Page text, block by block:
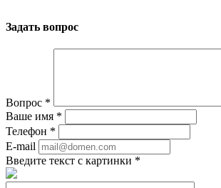
Задать вопрос
Вопрос *
Ваше имя *
Телефон *
E-mail
Введите текст с картинки *